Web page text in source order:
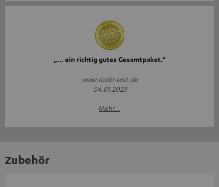
„… ein richtig gutes Gesamtpaket.“
www.mobi-test.de
04.01.2023
Mehr...
Zubehör